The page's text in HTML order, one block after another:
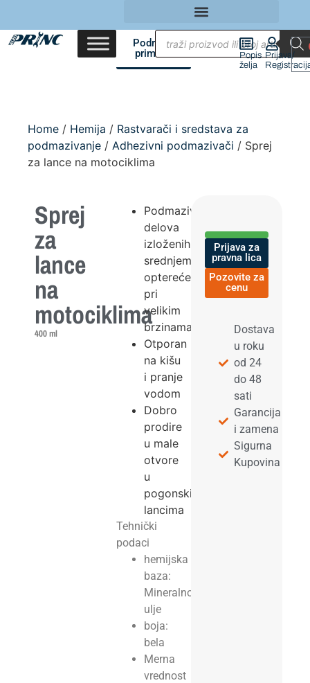
Područja
primene
Popis
želja
Prijava/
Home / Hemija / Rastvarači i sredstava za
podmazivanje / Adhezivni podmazivači / Sprej
za lance na motociklima
Sprej
za
lance
na
motociklima
400 ml
Podmazivanje
delova
izloženih
srednjem
opterećenju
pri
velikim
brzinama
Otporan
na kišu
i pranje
vodom
Dobro
prodire
u male
otvore
u
pogonskim
lancima
Tehnički
podaci
hemijska
baza:
Mineralno
ulje
boja:
bela
Merna
vrednost
Prijava za
pravna lica
Pozovite za
cenu
Dostava
u roku
od 24
do 48
sati
Garancija
i zamena
Sigurna
Kupovina